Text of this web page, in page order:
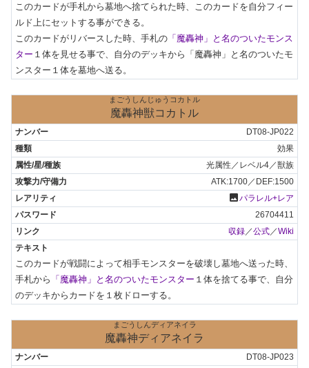
このカードが手札から墓地へ捨てられた時、このカードを自分フィー
ルド上にセットする事ができる。
このカードがリバースした時、手札の 「魔轟神」と名のついたモンス
ター １体を見せる事で、自分のデッキから「魔轟神」と名のついたモ
ンスター１体を墓地へ送る。
まごうしんじゅうコカトル
魔轟神獣コカトル
DT08-JP022
効果
光属性／レベル4／獣族
ATK:1700／DEF:1500
photoパラレル+レア
26704411
収録／公式／Wiki
このカードが戦闘によって相手モンスターを破壊し墓地へ送った時、
手札から 「魔轟神」と名のついたモンスター １体を捨てる事で、自分
のデッキからカードを１枚ドローする。
まごうしんディアネイラ
魔轟神ディアネイラ
DT08-JP023